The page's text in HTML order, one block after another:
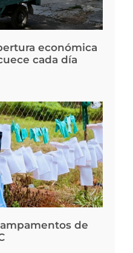
económica
cada día
de